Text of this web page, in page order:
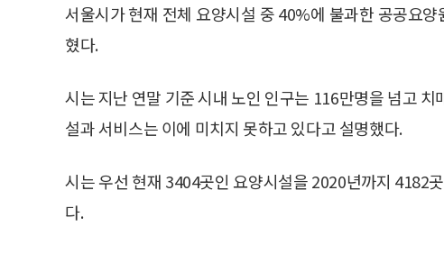
서울시가 현재 전체 요양시설 중 40%에 불과한 공공요
혔다.
시는 지난 연말 기준 시내 노인 인구는 116만명을 넘고
설과 서비스는 이에 미치지 못하고 있다고 설명했다.
시는 우선 현재 3404곳인 요양시설을 2020년까지 4182
다.